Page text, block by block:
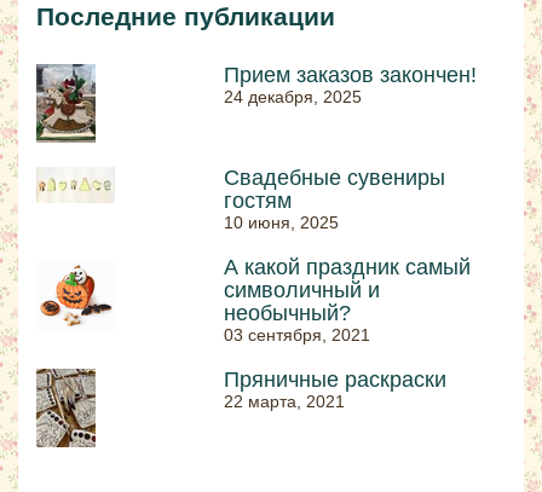
Последние публикации
Прием заказов закончен!
24 декабря, 2025
Свадебные сувениры
гостям
10 июня, 2025
А какой праздник самый
символичный и
необычный?
03 сентября, 2021
Пряничные раскраски
22 марта, 2021